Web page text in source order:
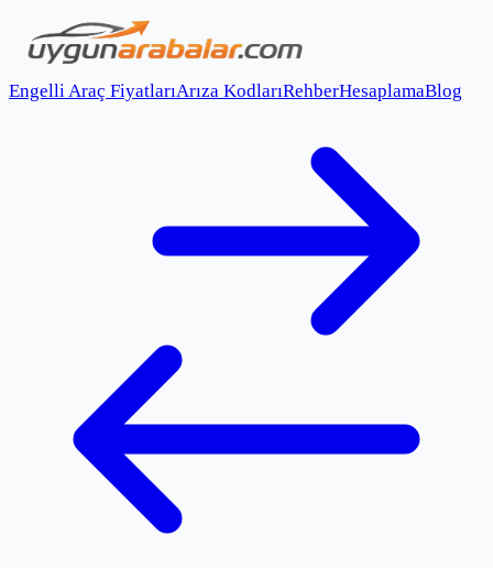
Engelli Araç FiyatlarıArıza KodlarıRehberHesaplamaBlog